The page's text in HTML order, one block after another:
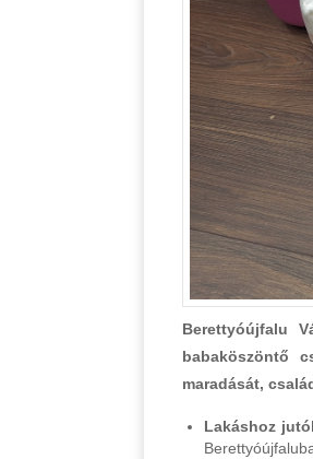
Berettyóújfalu
babaköszöntő
maradását,
Lakáshoz